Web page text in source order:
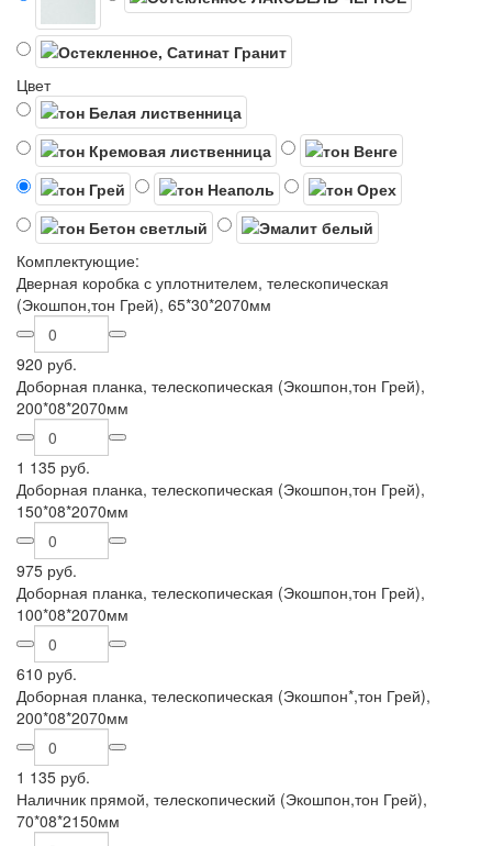
Цвет
Комплектующие:
Дверная коробка с уплотнителем, телескопическая
(Экошпон,тон Грей), 65*30*2070мм
920 руб.
Доборная планка, телескопическая (Экошпон,тон Грей),
200*08*2070мм
1 135 руб.
Доборная планка, телескопическая (Экошпон,тон Грей),
150*08*2070мм
975 руб.
Доборная планка, телескопическая (Экошпон,тон Грей),
100*08*2070мм
610 руб.
Доборная планка, телескопическая (Экошпон*,тон Грей),
200*08*2070мм
1 135 руб.
Наличник прямой, телескопический (Экошпон,тон Грей),
70*08*2150мм